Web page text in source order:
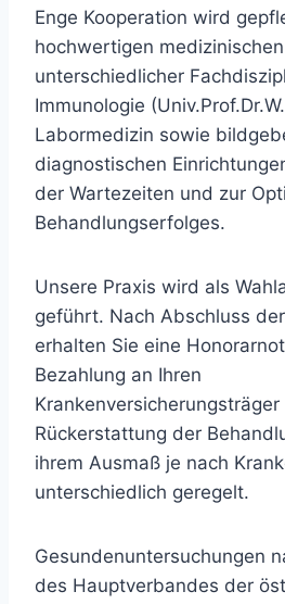
Enge Kooperation wird
hochwertigen
unterschiedlicher
Immunologie
Labormedizin sowie
diagnostischen
der Wartezeiten und zur
Behandlungserfolges.
Unsere Praxis wird als
geführt. Nach Abschluss
erhalten Sie eine
Bezahlung an Ihren
Rückerstattung der
ihrem Ausmaß je nach
unterschiedlich geregelt.
Gesundenuntersuchungen
des Hauptverbandes der